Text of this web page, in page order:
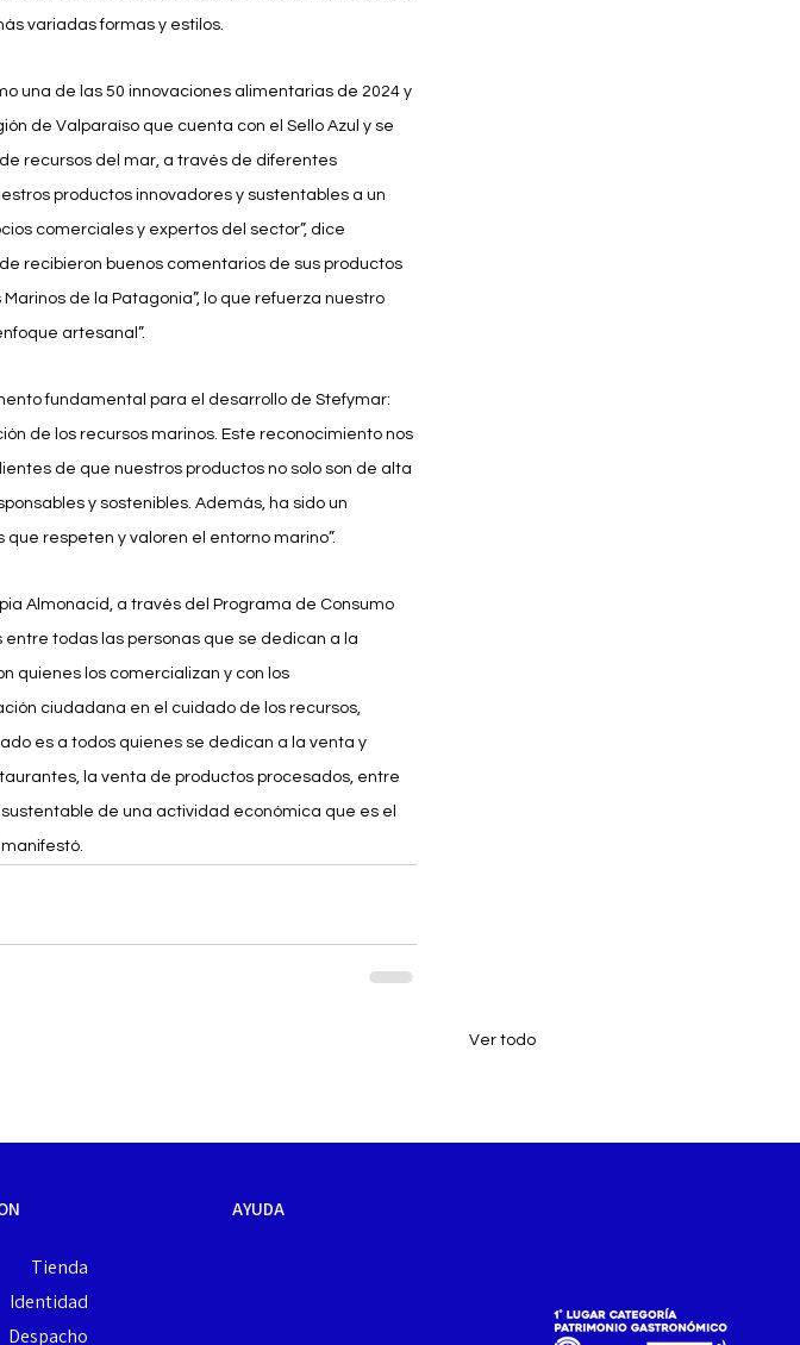
variadas formas y estilos.
una de las 50 innovaciones alimentarias de 2024 y
de Valparaíso que cuenta con el Sello Azul y se
recursos del mar, a través de diferentes
productos innovadores y sustentables a un
comerciales y expertos del sector”, dice
recibieron buenos comentarios de sus productos
de la Patagonia”, lo que refuerza nuestro
artesanal”.
fundamental para el desarrollo de Stefymar:
de los recursos marinos. Este reconocimiento nos
de que nuestros productos no solo son de alta
y sostenibles. Además, ha sido un
respeten y valoren el entorno marino”.
Almonacid, a través del Programa de Consumo
todas las personas que se dedican a la
quienes los comercializan y con los
ciudadana en el cuidado de los recursos,
es a todos quienes se dedican a la venta y
la venta de productos procesados, entre
de una actividad económica que es el
Ver todo
Tienda
Identidad
Despacho
AYUDA